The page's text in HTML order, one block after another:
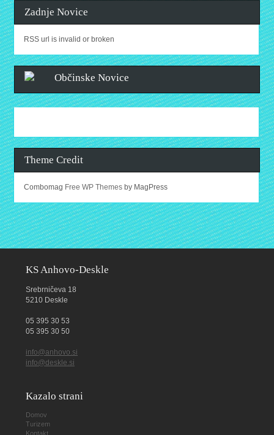
Zadnje Novice
RSS url is invalid or broken
Občinske Novice
Theme Credit
Combomag Free WP Themes by MagPress
KS Anhovo-Deskle
Srebrničeva 18
5210 Deskle
05 395 30 53
05 395 30 50
info@anhovo.si
info@deskle.si
Kazalo strani
Domov
Turizem
Kontakt